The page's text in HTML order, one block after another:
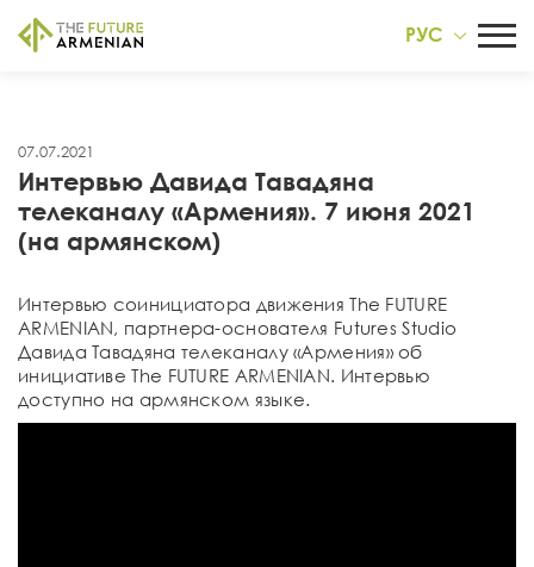
РУС
07.07.2021
Интервью Давида Тавадяна
телеканалу «Aрмения». 7 июня 2021
(на армянском)
Интервью соинициаторa движения Тhe FUTURE
ARMENIAN, партнера-основателя Futures Studio
Давида Тавадяна телеканалу «Aрмения» об
инициативе The FUTURE ARMENIAN. Интервью
доступно на армянском языке.